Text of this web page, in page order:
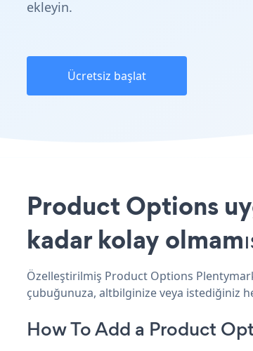
ekleyin.
Ücretsiz başlat
Product Options
kadar kolay
Özelleştirilmiş Product Options
çubuğunuza, altbilginize veya istediğiniz
How To Add a Product